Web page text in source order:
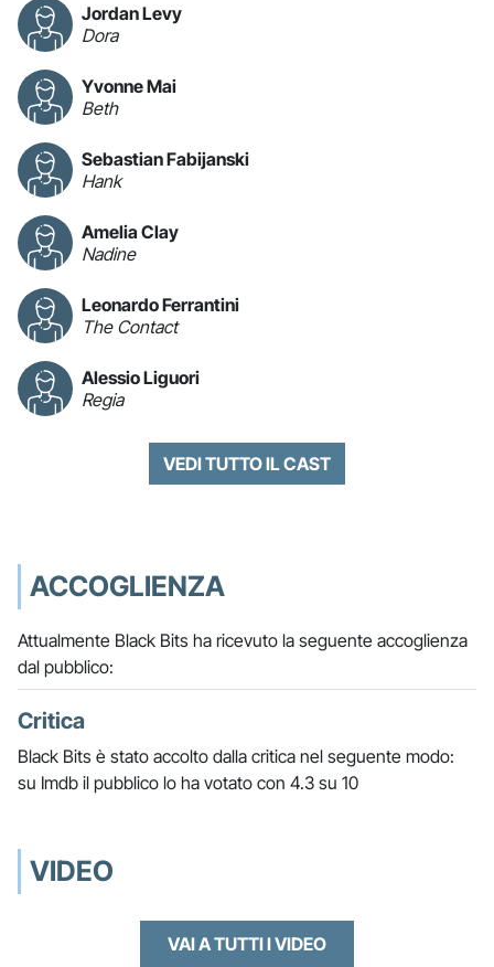
Jordan Levy
Dora
Yvonne Mai
Beth
Sebastian Fabijanski
Hank
Amelia Clay
Nadine
Leonardo Ferrantini
The Contact
Alessio Liguori
Regia
VEDI TUTTO IL CAST
ACCOGLIENZA
Attualmente Black Bits ha ricevuto la seguente accoglienza
dal pubblico:
Critica
Black Bits è stato accolto dalla critica nel seguente modo:
su Imdb il pubblico lo ha votato con 4.3 su 10
VIDEO
VAI A TUTTI I VIDEO